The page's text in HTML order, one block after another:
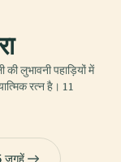
की लुभावनी पहाड़ियों में
रत्न है। 11
जगहें